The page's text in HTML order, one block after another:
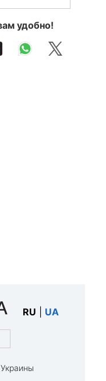
удобно!
RU UA